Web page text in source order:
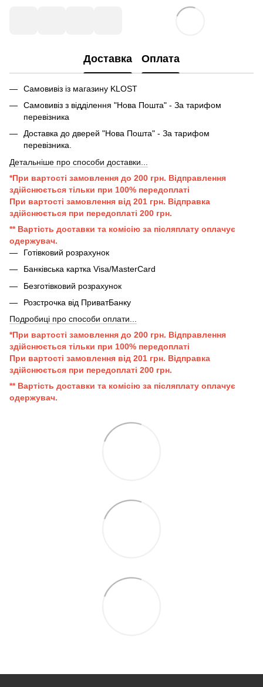
Доставка Оплата
Самовивіз із магазину KLOST
Самовивіз з відділення "Нова Пошта" - За тарифом
перевізника
Доставка до дверей "Нова Пошта" - За тарифом
перевізника.
Детальніше про способи доставки...
*При вартості замовлення до 200 грн. Відправлення
здійснюється тільки при 100% передоплаті
При вартості замовлення від 201 грн. Відправка
здійснюється при передоплаті 200 грн.
** Вартість доставки та комісію за післяплату оплачує
одержувач.
Готівковий розрахунок
Банківська картка Visa/MasterCard
Безготівковий розрахунок
Розстрочка від ПриватБанку
Подробиці про способи оплати...
*При вартості замовлення до 200 грн. Відправлення
здійснюється тільки при 100% передоплаті
При вартості замовлення від 201 грн. Відправка
здійснюється при передоплаті 200 грн.
** Вартість доставки та комісію за післяплату оплачує
одержувач.